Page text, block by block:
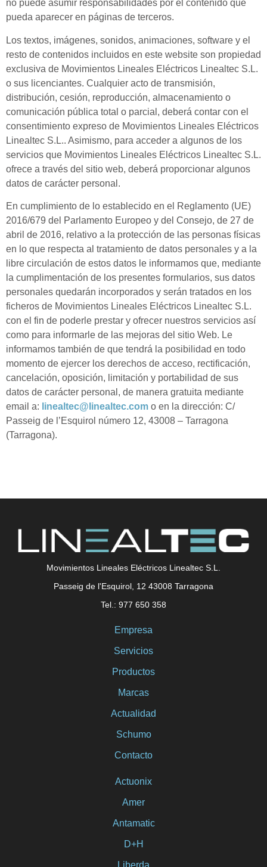
no puede asumir responsabilidades por el contenido que
pueda aparecer en páginas de terceros.
Los textos, imágenes, sonidos, animaciones, software y el
resto de contenidos incluidos en este website son propiedad
exclusiva de Movimientos Lineales Eléctricos Linealtec S.L.
o sus licenciantes. Cualquier acto de transmisión,
distribución, cesión, reproducción, almacenamiento o
comunicación pública total o parcial, deberá contar con el
consentimiento expreso de Movimientos Lineales Eléctricos
Linealtec S.L.. Asimismo, para acceder a algunos de los
servicios que Movimientos Lineales Eléctricos Linealtec S.L.
ofrece a través del sitio web, deberá proporcionar algunos
datos de carácter personal.
En cumplimiento de lo establecido en el Reglamento (UE)
2016/679 del Parlamento Europeo y del Consejo, de 27 de
abril de 2016, relativo a la protección de las personas físicas
en lo que respecta al tratamiento de datos personales y a la
libre circulación de estos datos le informamos que, mediante
la cumplimentación de los presentes formularios, sus datos
personales quedarán incorporados y serán tratados en los
ficheros de Movimientos Lineales Eléctricos Linealtec S.L.
con el fin de poderle prestar y ofrecer nuestros servicios así
como para informarle de las mejoras del sitio Web. Le
informamos también de que tendrá la posibilidad en todo
momento de ejercer los derechos de acceso, rectificación,
cancelación, oposición, limitación y portabilidad de sus
datos de carácter personal, de manera gratuita mediante
email a: linealtec@linealtec.com o en la dirección: C/
Passeig de l’Esquirol número 12, 43008 – Tarragona
(Tarragona).
Movimientos Lineales Eléctricos Linealtec S.L.
Passeig de l'Esquirol, 12 43008 Tarragona
Tel.: 977 650 358
Empresa
Servicios
Productos
Marcas
Actualidad
Schumo
Contacto
Actuonix
Amer
Antamatic
D+H
Liberda